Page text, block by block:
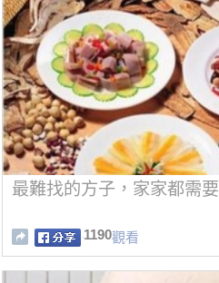
最難找的方子，家家都需要
1190觀看